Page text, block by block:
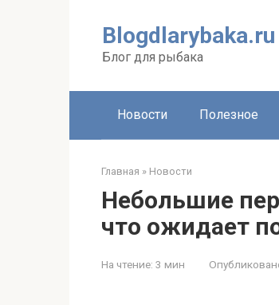
Blogdlarybaka.ru
Блог для рыбака
Новости Полезное
Главная » Новости
Небольшие
что ожидает
На чтение: 3 мин